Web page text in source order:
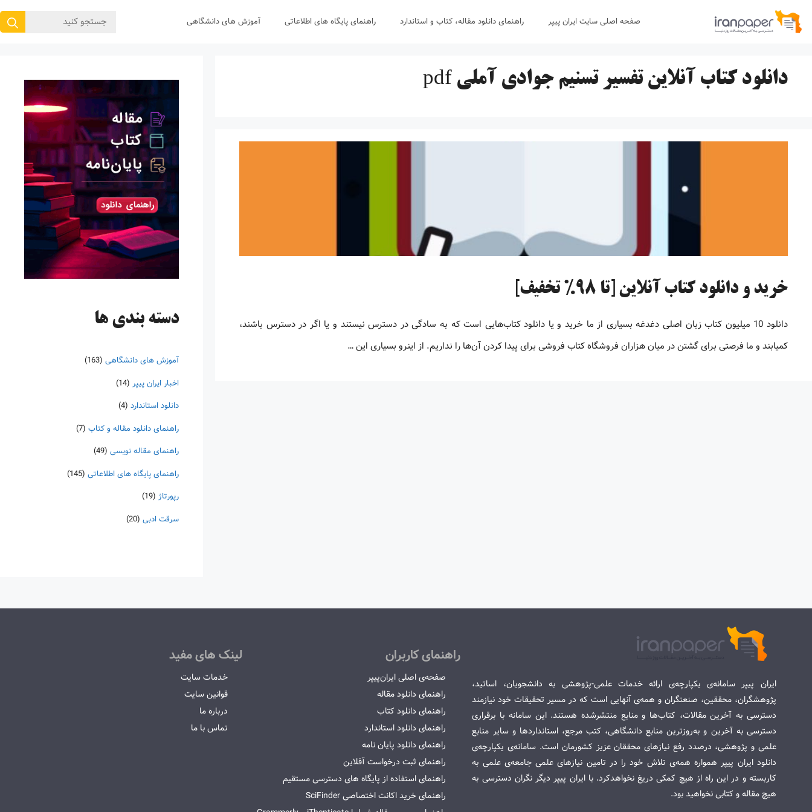
پرش
صفحه اصلی سایت ایران پیپر راهنمای دانلود مقاله، کتاب و استاندارد راهنمای پایگاه های اطلاعاتی آموزش های دانشگاهی
جستجوی
دانلود کتاب آنلاین تفسیر تسنیم جوادی آملی pdf
خرید و دانلود کتاب آنلاین [تا 98% تخفیف]
دانلود 10 میلیون کتاب زبان اصلی دغدغه بسیاری از ما خرید و یا دانلود کتاب‌هایی است که به سادگی در دسترس نیستند و یا اگر در دسترس باشند،
کمیابند و ما فرصتی برای گشتن در میان هزاران فروشگاه کتاب فروشی برای پیدا کردن آن‌ها را نداریم. از اینرو بسیاری این …
دسته‌ بندی ها
آموزش های دانشگاهی (163)
اخبار ایران پیپر (14)
دانلود استاندارد (4)
راهنمای دانلود مقاله و کتاب (7)
راهنمای مقاله نویسی (49)
راهنمای پایگاه های اطلاعاتی (145)
رپورتاژ (19)
سرقت ادبی (20)
ایران پیپر سامانه‌ی یکپارچه‌ی ارائه خدمات علمی-پژوهشی به دانشجویان، اساتید،
پژوهشگران، محققین، صنعتگران و همه‌ی آنهایی است که در مسیر تحقیقات خود نیازمند
دسترسی به آخرین مقالات، کتاب‌ها و منابع منتشرشده هستند. این سامانه با برقراری
دسترسی به آخرین و به‌روزترین منابع دانشگاهی، کتب مرجع، استانداردها و سایر منابع
علمی و پژوهشی، درصدد رفع نیازهای محققان عزیز کشورمان است. سامانه‌ی یکپارچه‌ی
دانلود ایران پیپر همواره همه‌ی تلاش خود را در تامین نیازهای علمی جامعه‌ی علمی به
کاربسته و در این راه از هیچ کمکی دریغ نخواهدکرد. با ایران پیپر دیگر نگران دسترسی به
هیچ مقاله و کتابی نخواهید بود.
راهنمای کاربران
صفحه‌ی اصلی ایران‌پیپر
راهنمای دانلود مقاله
راهنمای دانلود کتاب
راهنمای دانلود استاندارد
راهنمای دانلود پایان نامه
راهنمای ثبت درخواست آفلاین
راهنمای استفاده از پایگاه های دسترسی مستقیم
راهنمای خرید اکانت اختصاصی SciFinder
لینک های مفید
خدمات سایت
قوانین سایت
درباره ما
تماس با ما